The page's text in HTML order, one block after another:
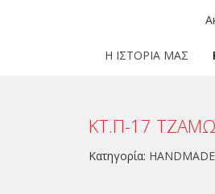
Η ΙΣΤΟΡΙΑ ΜΑΣ
KT.Π-17
Κατηγορία: